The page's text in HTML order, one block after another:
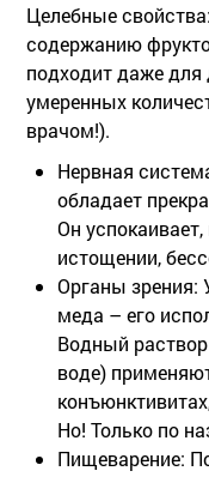
Целебные свойства:
содержанию
подходит даже для
умеренных
врачом!).
Нервная
обладает
Он
истощении,
Органы зрения:
меда – его
Водный
воде)
Но! Только по
Пищеварение: